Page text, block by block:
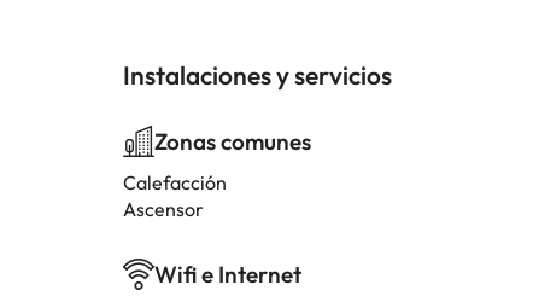
Instalaciones y servicios
Zonas comunes
Calefacción
Ascensor
Wifi e Internet